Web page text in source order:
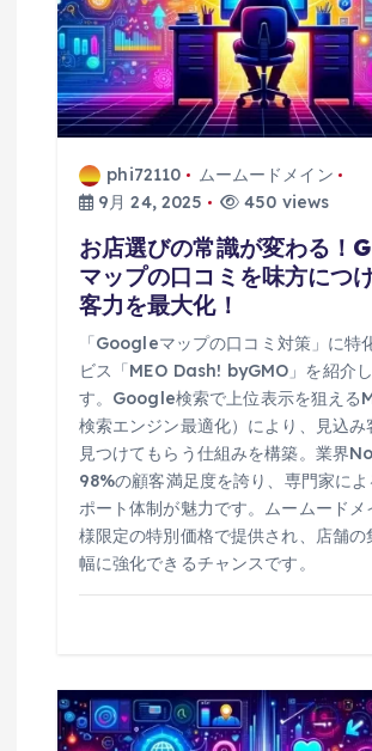
phi72110
ムームードメイン
9月 24, 2025
450 views
お店選びの常識が変わる！
マップの口コミを味方につ
客力を最大化！
「Googleマップの口コミ対策」に特
ビス「MEO Dash! byGMO」を紹介
す。Google検索で上位表示を狙える
検索エンジン最適化）により、見込み
見つけてもらう仕組みを構築。業界
98%の顧客満足度を誇り、専門家に
ポート体制が魅力です。ムームードメ
様限定の特別価格で提供され、店舗の
幅に強化できるチャンスです。